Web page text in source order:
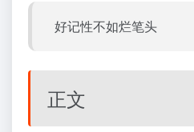
好记性不如烂笔头
正文